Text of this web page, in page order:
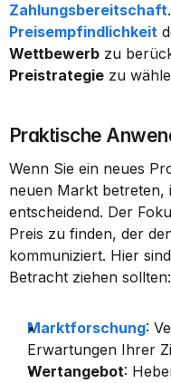
Zahlungsbereitschaft
Preisempfindlichkeit
Wettbewerb
Preistrategie zu
Praktische
Wenn Sie ein neues
neuen Markt betreten,
entscheidend. Der
Preis zu finden, der
kommuniziert. Hier
Betracht ziehen sollten:
Marktforschung:
Erwartungen Ihrer
Wertangebot: